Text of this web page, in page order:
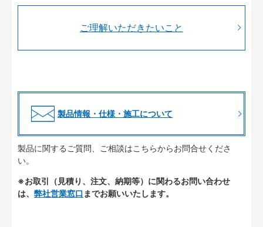
ご理解いただきたいこと
製品情報・仕様・施工について
製品に関するご質問、ご相談はこちらからお問合せくださ
い。
※お取引（見積り、注文、納期等）に関わるお問い合わせ
は、 弊社営業窓口 までお願いいたします。